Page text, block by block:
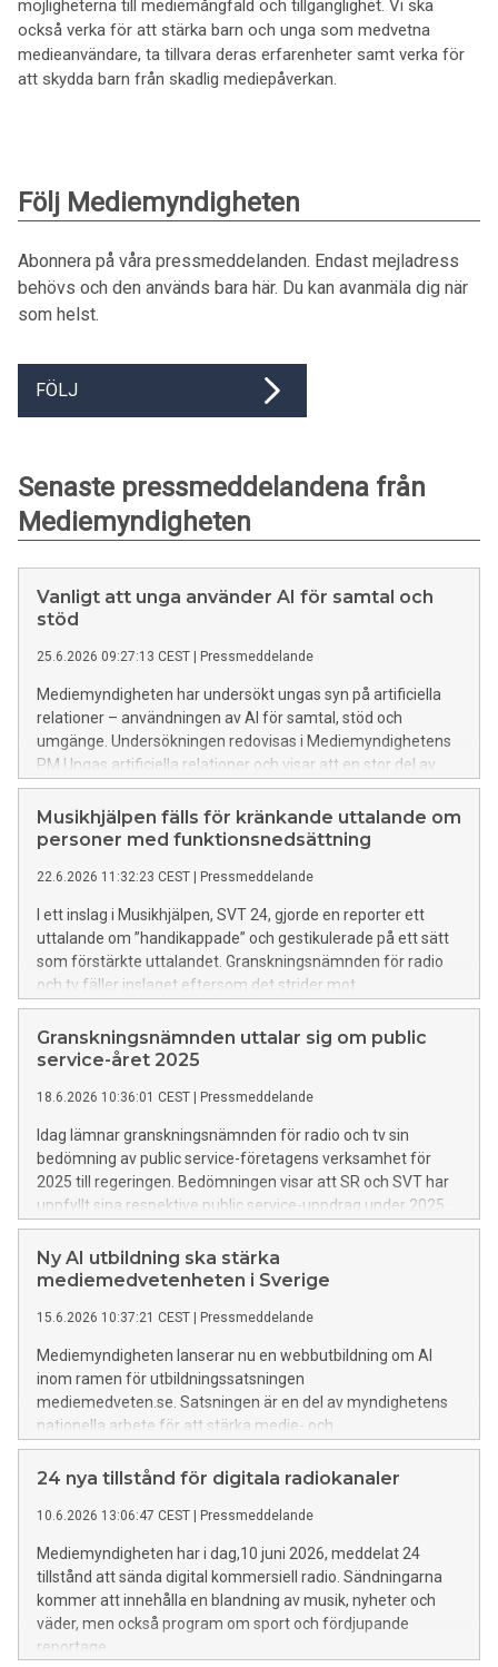
möjligheterna till mediemångfald och tillgänglighet. Vi ska
också verka för att stärka barn och unga som medvetna
medieanvändare, ta tillvara deras erfarenheter samt verka för
att skydda barn från skadlig mediepåverkan.
Följ Mediemyndigheten
Abonnera på våra pressmeddelanden. Endast mejladress
behövs och den används bara här. Du kan avanmäla dig när
som helst.
FÖLJ
Senaste pressmeddelandena från
Mediemyndigheten
Vanligt att unga använder AI för samtal och
stöd
25.6.2026 09:27:13 CEST | Pressmeddelande
Mediemyndigheten har undersökt ungas syn på artificiella
relationer – användningen av AI för samtal, stöd och
umgänge. Undersökningen redovisas i Mediemyndighetens
PM Ungas artificiella relationer och visar att en stor del av
unga i Sverige använder AI som komplement till mänskliga
samtal.
Musikhjälpen fälls för kränkande uttalande om
personer med funktionsnedsättning
22.6.2026 11:32:23 CEST | Pressmeddelande
I ett inslag i Musikhjälpen, SVT 24, gjorde en reporter ett
uttalande om ”handikappade” och gestikulerade på ett sätt
som förstärkte uttalandet. Granskningsnämnden för radio
och tv fäller inslaget eftersom det strider mot
bestämmelsen om televisionens särskilda genomslagskraft.
Granskningsnämnden uttalar sig om public
service-året 2025
18.6.2026 10:36:01 CEST | Pressmeddelande
Idag lämnar granskningsnämnden för radio och tv sin
bedömning av public service-företagens verksamhet för
2025 till regeringen. Bedömningen visar att SR och SVT har
uppfyllt sina respektive public service-uppdrag under 2025.
SVT kritiseras dock fortsatt för bristande kvalitet i
textningen. UR har uppfyllt uppdraget utom i ett avseende
som gäller utbildningsutbudet för högskolan.
Ny AI utbildning ska stärka
mediemedvetenheten i Sverige
15.6.2026 10:37:21 CEST | Pressmeddelande
Mediemyndigheten lanserar nu en webbutbildning om AI
inom ramen för utbildningssatsningen
mediemedveten.se. Satsningen är en del av myndighetens
nationella arbete för att stärka medie- och
informationskunnigheten (MIK) i befolkningen.
24 nya tillstånd för digitala radiokanaler
10.6.2026 13:06:47 CEST | Pressmeddelande
Mediemyndigheten har i dag,10 juni 2026, meddelat 24
tillstånd att sända digital kommersiell radio. Sändningarna
kommer att innehålla en blandning av musik, nyheter och
väder, men också program om sport och fördjupande
reportage.